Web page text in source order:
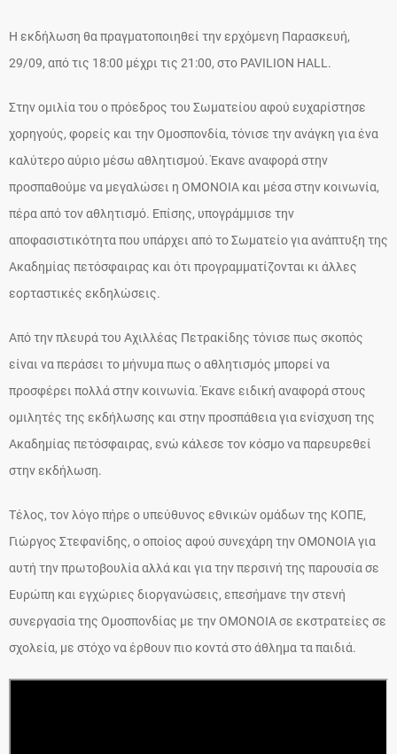
Η εκδήλωση θα πραγματοποιηθεί την ερχόμενη Παρασκευή,
29/09, από τις 18:00 μέχρι τις 21:00, στο PAVILION HALL.
Στην ομιλία του ο πρόεδρος του Σωματείου αφού ευχαρίστησε
χορηγούς, φορείς και την Ομοσπονδία, τόνισε την ανάγκη για ένα
καλύτερο αύριο μέσω αθλητισμού. Έκανε αναφορά στην
προσπαθούμε να μεγαλώσει η ΟΜΟΝΟΙΑ και μέσα στην κοινωνία,
πέρα από τον αθλητισμό. Επίσης, υπογράμμισε την
αποφασιστικότητα που υπάρχει από το Σωματείο για ανάπτυξη της
Ακαδημίας πετόσφαιρας και ότι προγραμματίζονται κι άλλες
εορταστικές εκδηλώσεις.
Από την πλευρά του Αχιλλέας Πετρακίδης τόνισε πως σκοπός
είναι να περάσει το μήνυμα πως ο αθλητισμός μπορεί να
προσφέρει πολλά στην κοινωνία. Έκανε ειδική αναφορά στους
ομιλητές της εκδήλωσης και στην προσπάθεια για ενίσχυση της
Ακαδημίας πετόσφαιρας, ενώ κάλεσε τον κόσμο να παρευρεθεί
στην εκδήλωση.
Τέλος, τον λόγο πήρε ο υπεύθυνος εθνικών ομάδων της ΚΟΠΕ,
Γιώργος Στεφανίδης, ο οποίος αφού συνεχάρη την ΟΜΟΝΟΙΑ για
αυτή την πρωτοβουλία αλλά και για την περσινή της παρουσία σε
Ευρώπη και εγχώριες διοργανώσεις, επεσήμανε την στενή
συνεργασία της Ομοσπονδίας με την ΟΜΟΝΟΙΑ σε εκστρατείες σε
σχολεία, με στόχο να έρθουν πιο κοντά στο άθλημα τα παιδιά.